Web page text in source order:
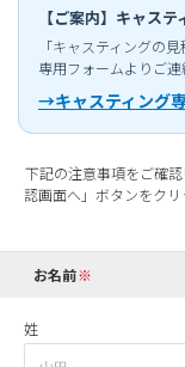
【ご案内】キャス
「キャスティングの
専用フォームよりご連
→キャスティング
下記の注意事項をご確
認画面へ」ボタンをク
お名前
姓